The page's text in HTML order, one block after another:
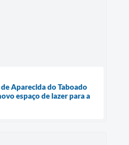
Aparecida do Taboado
espaço de lazer para a